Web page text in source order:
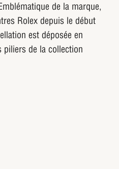
de la marque,
Rolex depuis le début
est déposée en
piliers de la collection